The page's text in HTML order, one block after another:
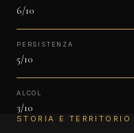
6/10
PERSISTENZA
5/10
ALCOL
3/10
STORIA E TERRITORIO